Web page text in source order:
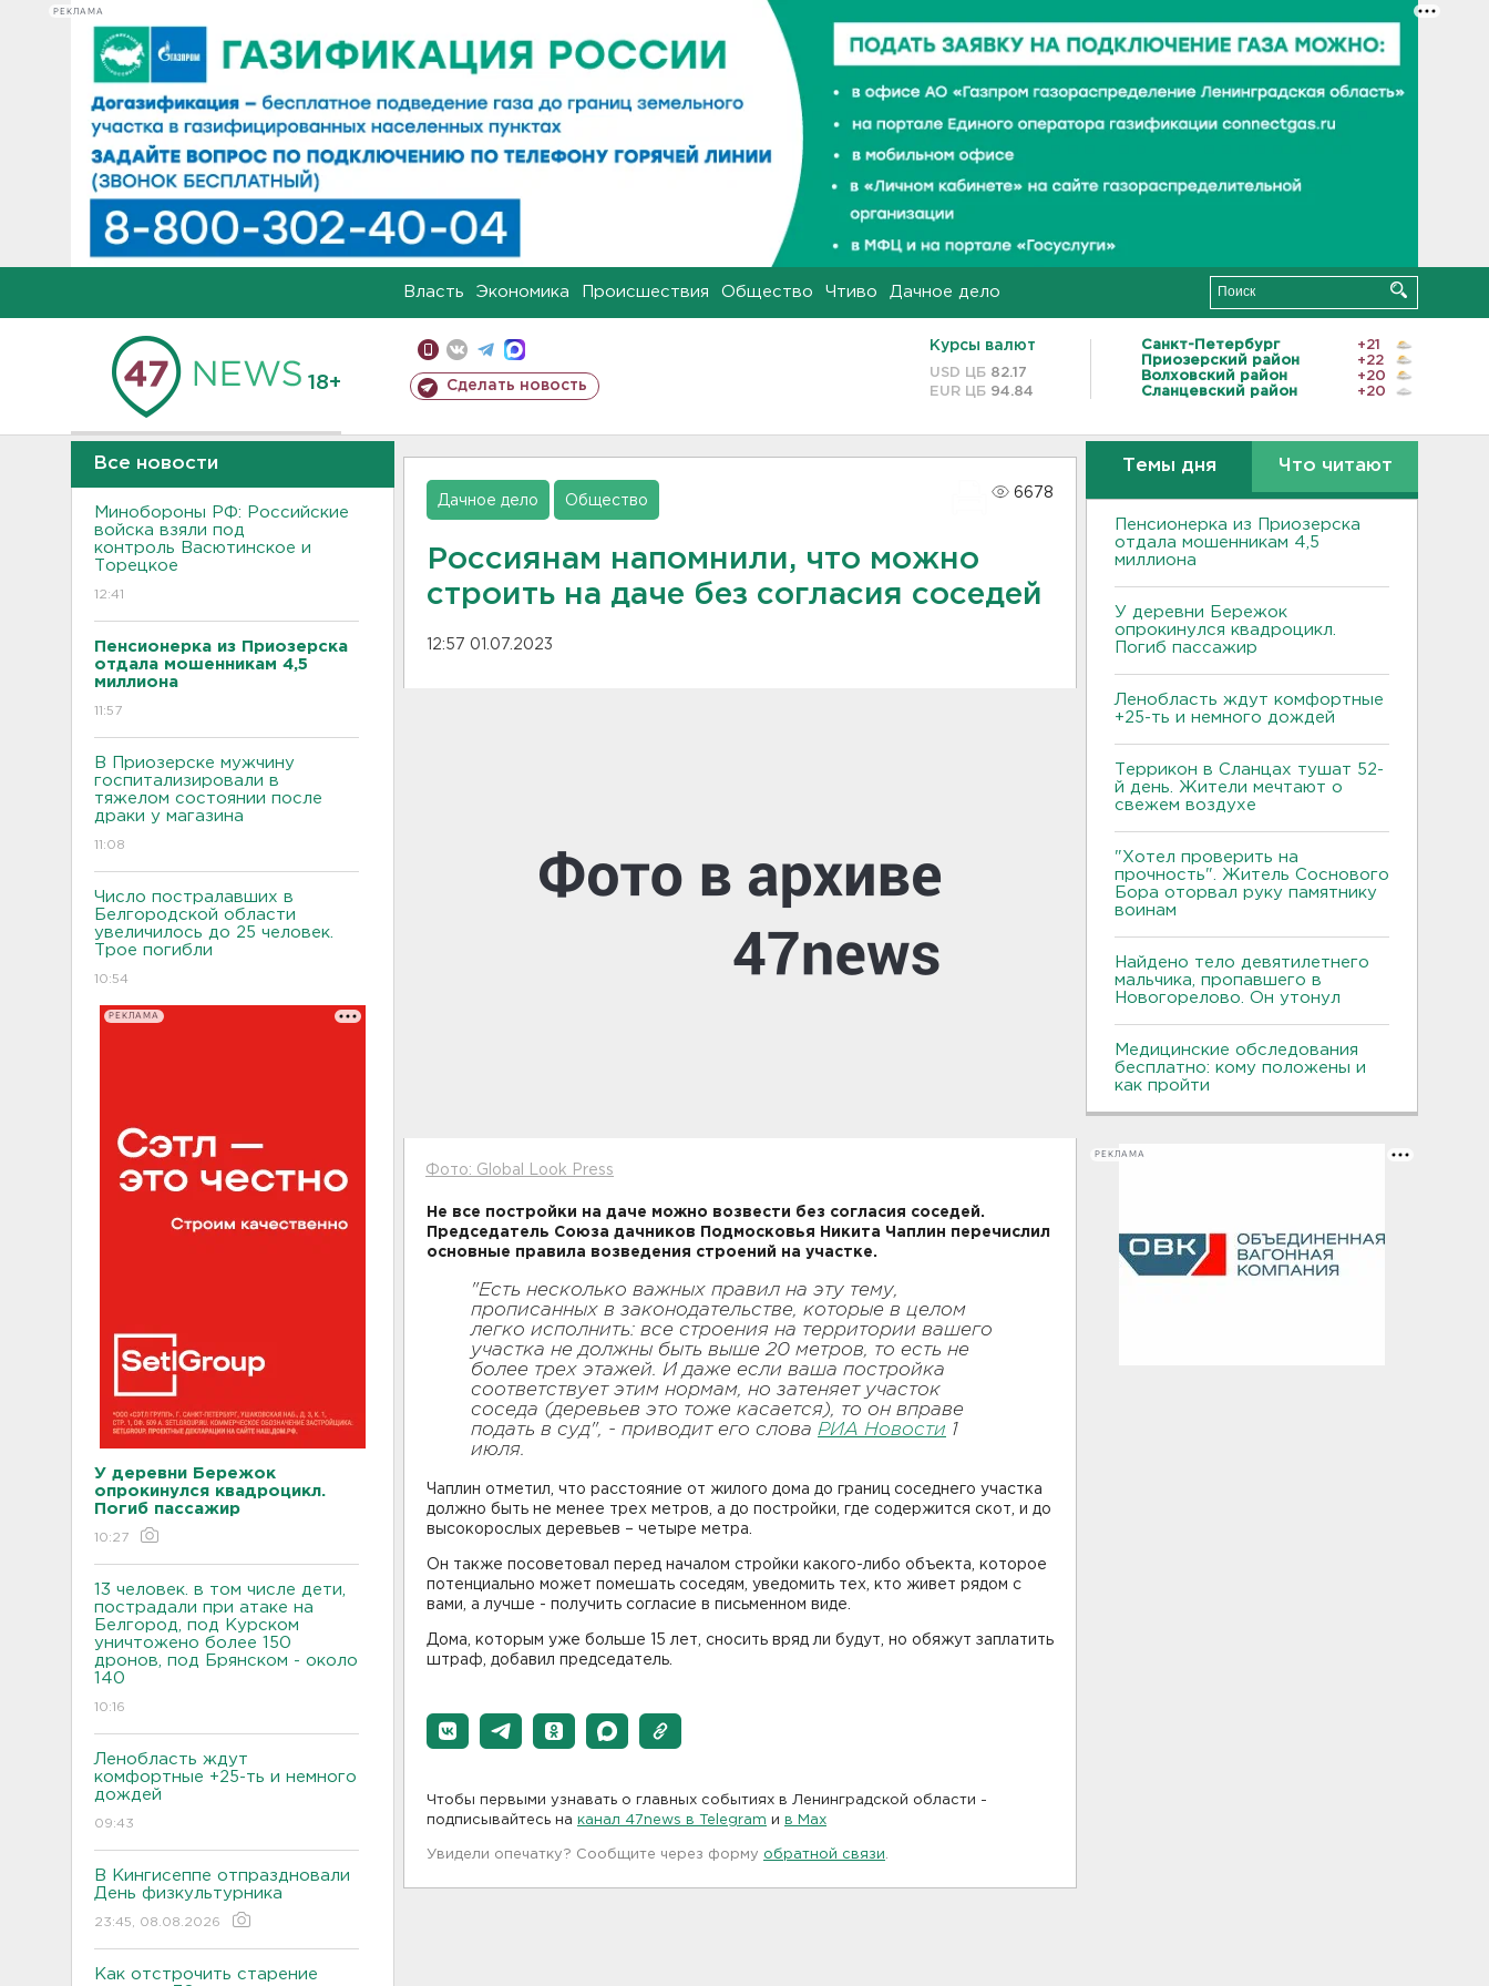
РЕКЛАМА
Власть Экономика Происшествия Общество Чтиво Дачное дело
18+ Сделать новость
Курсы валют
USD ЦБ 82.17
EUR ЦБ 94.84
Санкт-Петербург
+21
Приозерский район
+22
Волховский район
+20
Сланцевский район
+20
Все новости
Минобороны РФ: Российские
войска взяли под
контроль Васютинское и
Торецкое
12:41
Пенсионерка из Приозерска
отдала мошенникам 4,5
миллиона
11:57
В Приозерске мужчину
госпитализировали в
тяжелом состоянии после
драки у магазина
11:08
Число постралавших в
Белгородской области
увеличилось до 25 человек.
Трое погибли
10:54
РЕКЛАМА
У деревни Бережок
опрокинулся квадроцикл.
Погиб пассажир
10:27
13 человек. в том числе дети,
пострадали при атаке на
Белгород, под Курском
уничтожено более 150
дронов, под Брянском - около
140
10:16
Ленобласть ждут
комфортные +25-ть и немного
дождей
09:43
В Кингисеппе отпраздновали
День физкультурника
23:45, 08.08.2026
Как отстрочить старение
Дачное дело Общество
6678
Россиянам напомнили, что можно
строить на даче без согласия соседей
12:57 01.07.2023
Фото: Global Look Press
Не все постройки на даче можно возвести без согласия соседей.
Председатель Союза дачников Подмосковья Никита Чаплин перечислил
основные правила возведения строений на участке.
"Есть несколько важных правил на эту тему,
прописанных в законодательстве, которые в целом
легко исполнить: все строения на территории вашего
участка не должны быть выше 20 метров, то есть не
более трех этажей. И даже если ваша постройка
соответствует этим нормам, но затеняет участок
соседа (деревьев это тоже касается), то он вправе
подать в суд", - приводит его слова РИА Новости 1
июля.
Чаплин отметил, что расстояние от жилого дома до границ соседнего участка
должно быть не менее трех метров, а до постройки, где содержится скот, и до
высокорослых деревьев – четыре метра.
Он также посоветовал перед началом стройки какого-либо объекта, которое
потенциально может помешать соседям, уведомить тех, кто живет рядом с
вами, а лучше - получить согласие в письменном виде.
Дома, которым уже больше 15 лет, сносить вряд ли будут, но обяжут заплатить
штраф, добавил председатель.
Чтобы первыми узнавать о главных событиях в Ленинградской области -
подписывайтесь на канал 47news в Telegram и в Maх
Увидели опечатку? Сообщите через форму обратной связи
Темы дня Что читают
Пенсионерка из Приозерска
отдала мошенникам 4,5
миллиона
У деревни Бережок
опрокинулся квадроцикл.
Погиб пассажир
Ленобласть ждут комфортные
+25-ть и немного дождей
Террикон в Сланцах тушат 52-
й день. Жители мечтают о
свежем воздухе
"Хотел проверить на
прочность". Житель Соснового
Бора оторвал руку памятнику
воинам
Найдено тело девятилетнего
мальчика, пропавшего в
Новогорелово. Он утонул
Медицинские обследования
бесплатно: кому положены и
как пройти
РЕКЛАМА